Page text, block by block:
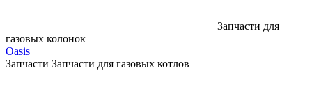
Запчасти для
газовых колонок
Oasis
Запчасти Запчасти для газовых котлов